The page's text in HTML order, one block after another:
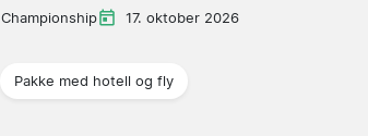
Championship 17. oktober 2026
Pakke med hotell og fly